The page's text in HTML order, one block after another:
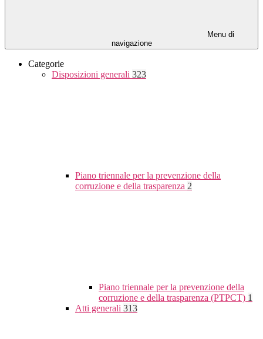
Menu di
navigazione
Categorie
Disposizioni generali 323
Piano triennale per la prevenzione della
corruzione e della trasparenza 2
Piano triennale per la prevenzione della
corruzione e della trasparenza (PTPCT) 1
Atti generali 313